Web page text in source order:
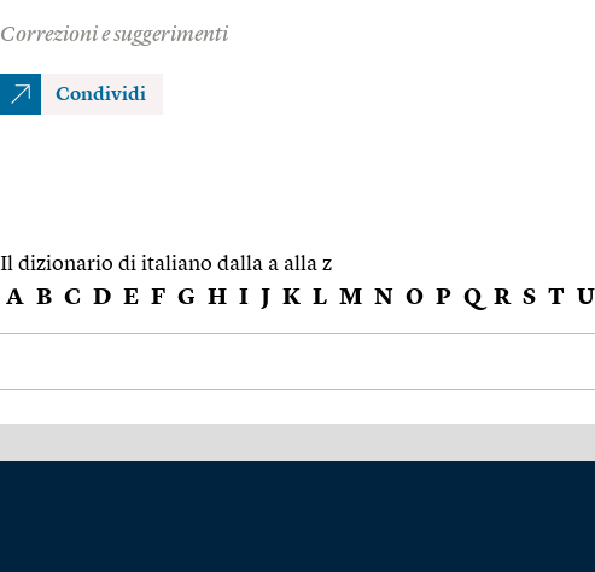
Correzioni e suggerimenti
Condividi
Il dizionario di italiano dalla a alla z
A B C D E F G H I J K L M N O P Q R S T U